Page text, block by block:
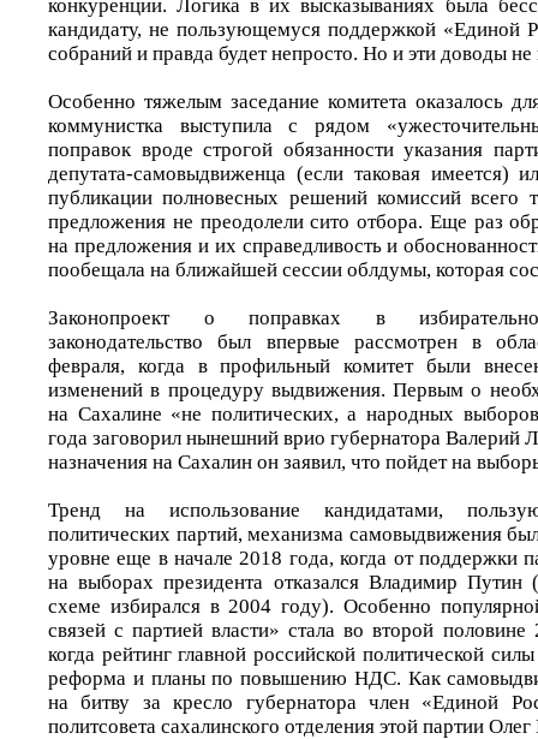
конкуренции. Логика в их высказываниях была
кандидату, не пользующемуся поддержкой «Единой
собраний и правда будет непросто. Но и эти доводы
Особенно тяжелым заседание комитета оказалось
коммунистка выступила с рядом
поправок вроде строгой обязанности указания
депутата-самовыдвиженца (если таковая имеется)
публикации полновесных решений комиссий
предложения не преодолели сито отбора. Еще раз
на предложения и их справедливость и
пообещала на ближайшей сессии облдумы, которая
Законопроект о поправках в
законодательство был впервые рассмотрен в
февраля, когда в профильный комитет были
изменений в процедуру выдвижения. Первым о
на Сахалине «не политических, а народных
года заговорил нынешний врио губернатора Валерий
назначения на Сахалин он заявил, что пойдет на
Тренд на использование кандидатами,
политических партий, механизма самовыдвижения
уровне еще в начале 2018 года, когда от поддержки
на выборах президента отказался Владимир
схеме избирался в 2004 году). Особенно
связей с партией власти» стала во второй
когда рейтинг главной российской политической
реформа и планы по повышению НДС. Как
на битву за кресло губернатора член «Единой
политсовета сахалинского отделения этой партии